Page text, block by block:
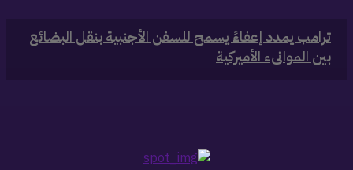
‏ترامب يمدد إعفاءً يسمح للسفن الأجنبية بنقل البضائع
بين الموانىء الأميركية